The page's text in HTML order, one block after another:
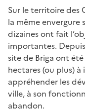
Sur le territoire des
la même envergure
dizaines ont fait
importantes.
site de Briga ont
hectares (ou plus)
appréhender les
ville, à son
abandon.